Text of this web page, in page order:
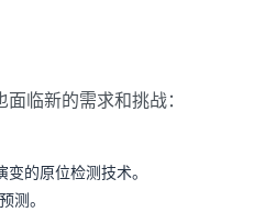
临新的需求和挑战：
的原位检测技术。
测。